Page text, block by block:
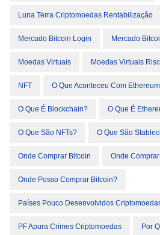
Luna Terra Criptomoedas Rentabilização
Mercado Bitcoin Login Mercado
Moedas Virtuais Moedas Virtuais
NFT O Que Aconteceu Com
O Que É Blockchain? O Que É
O Que São NFTs? O Que São
Onde Comprar Bitcoin Onde
Onde Posso Comprar Bitcoin?
Países Pouco Desenvolvidos
PF Apura Crimes Criptomoedas Por